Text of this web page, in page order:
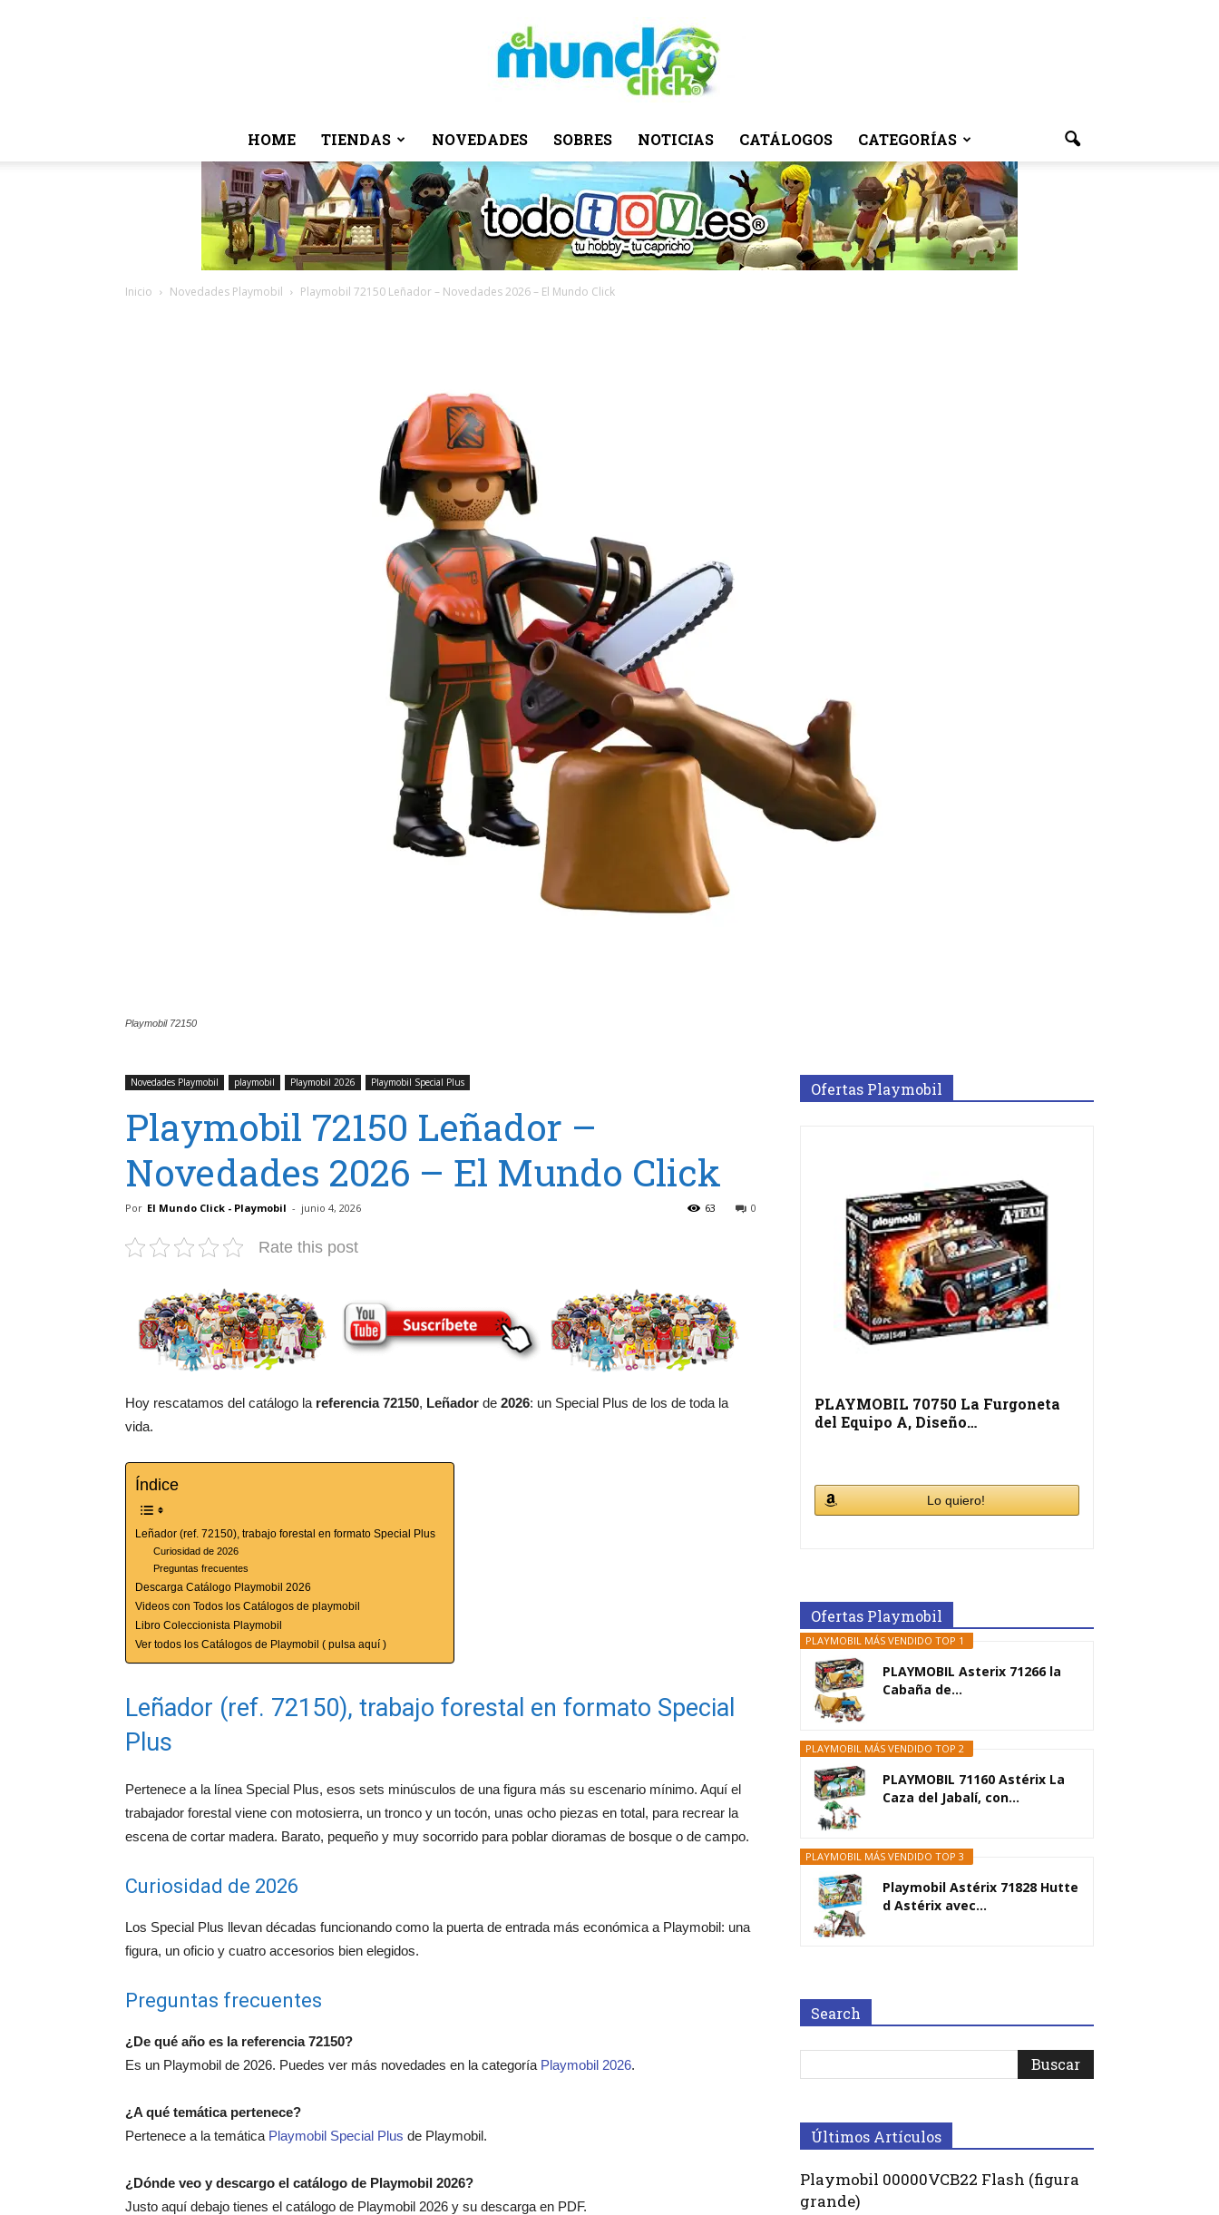
El
HOME TIENDAS NOVEDADES SOBRES NOTICIAS CATÁLOGOS CATEGORÍAS
Inicio Novedades Playmobil Playmobil 72150 Leñador – Novedades 2026 – El Mundo Click
Playmobil 72150
Novedades Playmobil playmobil Playmobil 2026 Playmobil Special Plus
Playmobil 72150 Leñador –
Novedades 2026 – El Mundo Click
Por El Mundo Click - Playmobil - junio 4, 2026 0
63
Rate this post
Hoy rescatamos del catálogo la referencia 72150, Leñador de 2026: un Special Plus de los de toda la
vida.
Índice
Leñador (ref. 72150), trabajo forestal en formato Special Plus
Curiosidad de 2026
Preguntas frecuentes
Descarga Catálogo Playmobil 2026
Videos con Todos los Catálogos de playmobil
Libro Coleccionista Playmobil
Ver todos los Catálogos de Playmobil ( pulsa aquí )
Leñador (ref. 72150), trabajo forestal en formato Special
Plus
Pertenece a la línea Special Plus, esos sets minúsculos de una figura más su escenario mínimo. Aquí el
trabajador forestal viene con motosierra, un tronco y un tocón, unas ocho piezas en total, para recrear la
escena de cortar madera. Barato, pequeño y muy socorrido para poblar dioramas de bosque o de campo.
Curiosidad de 2026
Los Special Plus llevan décadas funcionando como la puerta de entrada más económica a Playmobil: una
figura, un oficio y cuatro accesorios bien elegidos.
Preguntas frecuentes
¿De qué año es la referencia 72150?
Es un Playmobil de 2026. Puedes ver más novedades en la categoría Playmobil 2026.
¿A qué temática pertenece?
Pertenece a la temática Playmobil Special Plus de Playmobil.
¿Dónde veo y descargo el catálogo de Playmobil 2026?
Justo aquí debajo tienes el catálogo de Playmobil 2026 y su descarga en PDF.
Ofertas Playmobil
PLAYMOBIL 70750 La Furgoneta
del Equipo A, Diseño…
Lo quiero!
Ofertas Playmobil
PLAYMOBIL MÁS VENDIDO TOP 1
PLAYMOBIL Asterix 71266 la
Cabaña de...
PLAYMOBIL MÁS VENDIDO TOP 2
PLAYMOBIL 71160 Astérix La
Caza del Jabalí, con...
PLAYMOBIL MÁS VENDIDO TOP 3
Playmobil Astérix 71828 Hutte
d Astérix avec...
Search
Últimos Artículos
Playmobil 00000VCB22 Flash (figura
grande)